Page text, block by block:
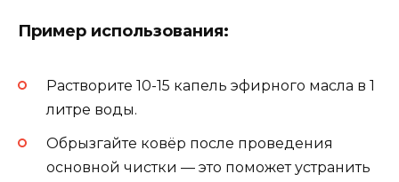
Пример использования:
Растворите 10-15 капель эфирного масла в 1
литре воды.
Обрызгайте ковёр после проведения
основной чистки — это поможет устранить